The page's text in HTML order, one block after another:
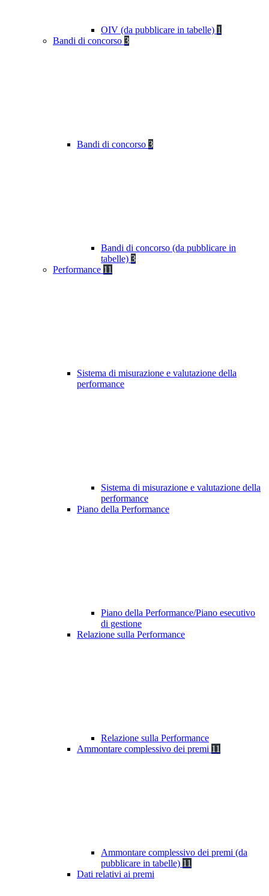
OIV (da pubblicare in tabelle) 1
Bandi di concorso 3
Bandi di concorso 3
Bandi di concorso (da pubblicare in
tabelle) 3
Performance 11
Sistema di misurazione e valutazione della
performance
Sistema di misurazione e valutazione della
performance
Piano della Performance
Piano della Performance/Piano esecutivo
di gestione
Relazione sulla Performance
Relazione sulla Performance
Ammontare complessivo dei premi 11
Ammontare complessivo dei premi (da
pubblicare in tabelle) 11
Dati relativi ai premi